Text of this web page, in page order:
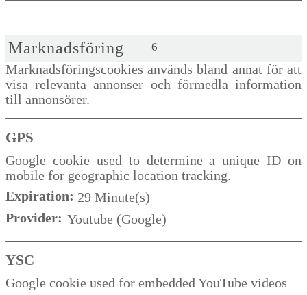
Marknadsföring 6
Marknadsföringscookies används bland annat för att
visa relevanta annonser och förmedla information
till annonsörer.
GPS
Google cookie used to determine a unique ID on
mobile for geographic location tracking.
Expiration: 29 Minute(s)
Provider: Youtube (Google)
YSC
Google cookie used for embedded YouTube videos